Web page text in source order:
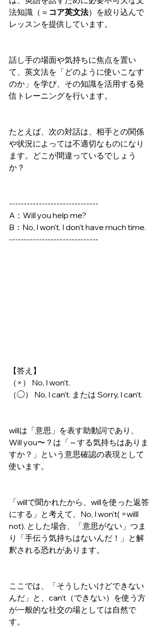
法知識（＝ コア英文法）を絞り込んで
レッスンを提供しています。
話し手の場面や気持ちに焦点を置い
て、英文法を「どのように使いこなす
のか」を学び、その知識を活用する発
信トレーニングを行います。
たとえば、次の対話は、相手との関係
や状況によっては不適切なものになり
ます。どこが間違っているでしょう
か？
------------------------------
A：Will you help me?
B：No, I won't. I don't have much time.
------------------------------
【答え】
（×） No, I won't.
（◯） No, I can't. または Sorry, I can't.
willは「意思」を表す助動詞であり、
Will you〜？は「～する気持ちはありま
すか？」という意思確認の表現として
使います。
「willで聞かれたから、willを使った返答
にする」と考えて、No, I won't( =willl
not). とした場合、「意思がない」つま
り「手伝う気持ちはないんだ！」と解
釈される恐れがあります。
ここでは、「そうしたいけどできない
んだ」と、can’t（できない）を使う方
が一般的な社交の場としては自然で
す。